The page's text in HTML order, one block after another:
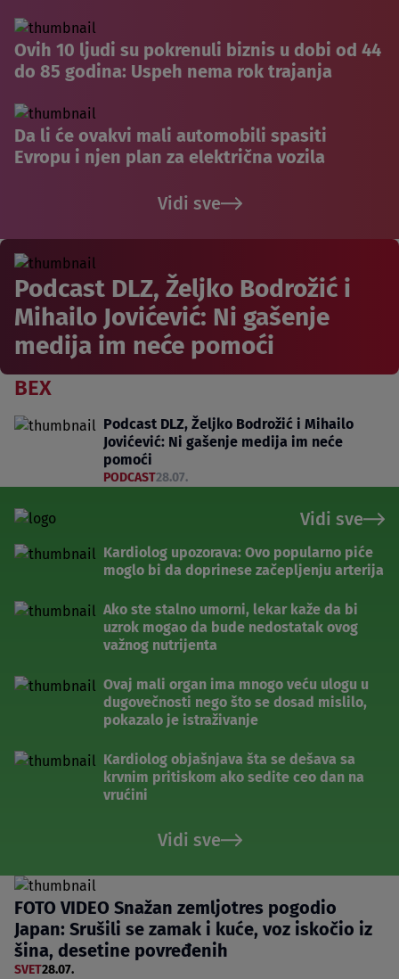
Ovih 10 ljudi su pokrenuli biznis u dobi od 44
do 85 godina: Uspeh nema rok trajanja
Da li će ovakvi mali automobili spasiti
Evropu i njen plan za električna vozila
Vidi sve
Podcast DLZ, Željko Bodrožić i
Mihailo Jovićević: Ni gašenje
medija im neće pomoći
BEX
Podcast DLZ, Željko Bodrožić i Mihailo
Jovićević: Ni gašenje medija im neće
pomoći
PODCAST28.07.
Vidi sve
Kardiolog upozorava: Ovo popularno piće
moglo bi da doprinese začepljenju arterija
Ako ste stalno umorni, lekar kaže da bi
uzrok mogao da bude nedostatak ovog
važnog nutrijenta
Ovaj mali organ ima mnogo veću ulogu u
dugovečnosti nego što se dosad mislilo,
pokazalo je istraživanje
Kardiolog objašnjava šta se dešava sa
krvnim pritiskom ako sedite ceo dan na
vrućini
Vidi sve
FOTO VIDEO Snažan zemljotres pogodio
Japan: Srušili se zamak i kuće, voz iskočio iz
šina, desetine povređenih
SVET28.07.